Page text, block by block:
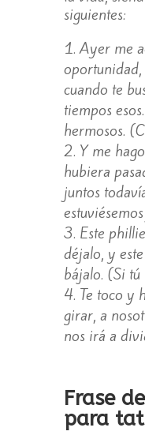
siguientes:
Ayer me
cuando te
tiempos
hermosos.
Y me
hubiera
juntos
Este
déjalo, y
bájalo. (Si
Te toco y
girar, a
nos irá a
Frase
para